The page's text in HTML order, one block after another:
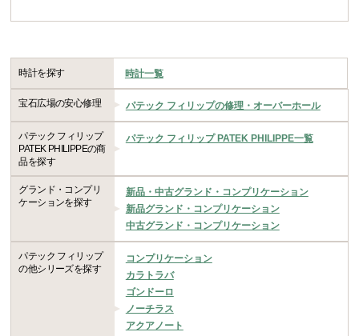
時計を探す 時計一覧
宝石広場の安心修理 パテック フィリップの修理・オーバーホール
パテック フィリップ
PATEK PHILIPPEの商
品を探す
パテック フィリップ PATEK PHILIPPE一覧
グランド・コンプリ
ケーションを探す
新品・中古グランド・コンプリケーション
新品グランド・コンプリケーション
中古グランド・コンプリケーション
パテック フィリップ
の他シリーズを探す
コンプリケーション
カラトラバ
ゴンドーロ
ノーチラス
アクアノート